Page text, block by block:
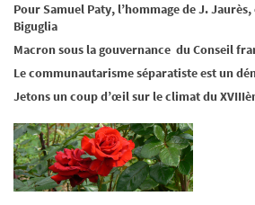
Pour Samuel Paty, l’hommage de J.
Biguglia
Macron sous la gouvernance du Conseil
Le communautarisme séparatiste est un
Jetons un coup d’œil sur le climat du